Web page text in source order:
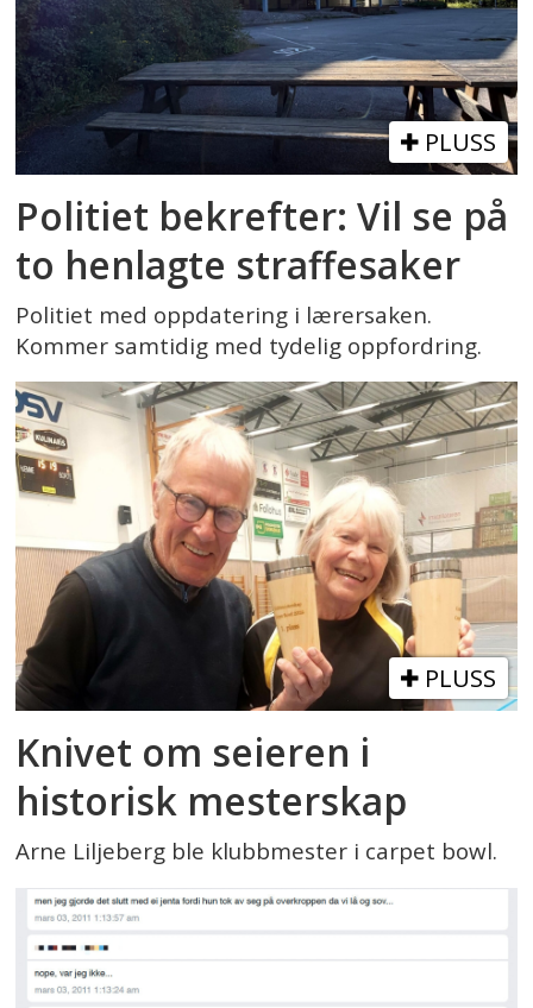
PLUSS
Politiet bekrefter: Vil se på
to henlagte straffesaker
Politiet med oppdatering i lærersaken.
Kommer samtidig med tydelig oppfordring.
PLUSS
Knivet om seieren i
historisk mesterskap
Arne Liljeberg ble klubbmester i carpet bowl.